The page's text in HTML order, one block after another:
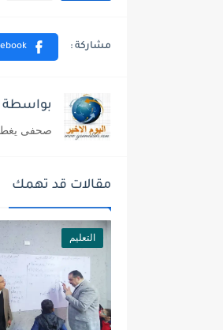
بواسطة
صحفى يغطى
مقالات قد تهمك
التعليم